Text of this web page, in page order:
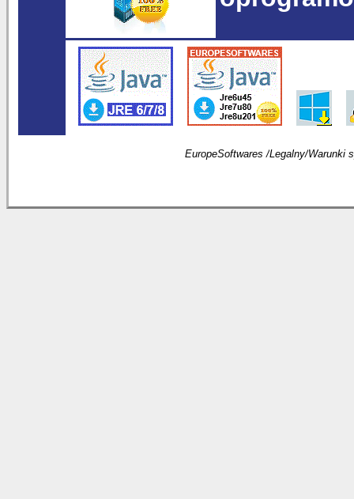
EuropeSoftwares /Legalny/Warunki